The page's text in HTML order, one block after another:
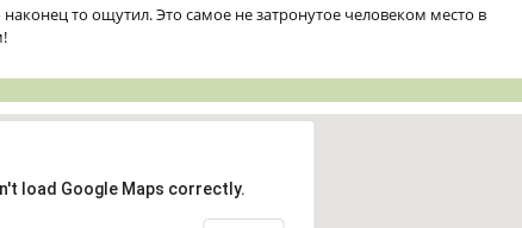
то ощутил. Это самое не затронутое человеком место в
load Google Maps correctly.